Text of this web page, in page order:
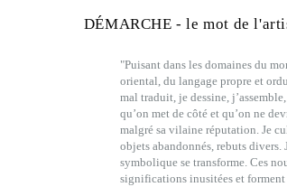
DÉMARCHE - le mot de
"Puisant dans les domaines du
oriental, du langage propre et
mal traduit, je dessine,
qu’on met de côté et qu’on ne
malgré sa vilaine réputation. Je
objets abandonnés, rebuts divers.
symbolique se transforme. Ces
significations inusitées et